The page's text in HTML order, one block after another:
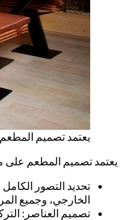
يعتمد تصميم
يعتمد تصميم المطعم على
تحديد التصور
الخارجي، وجميع
تصميم العناصر: